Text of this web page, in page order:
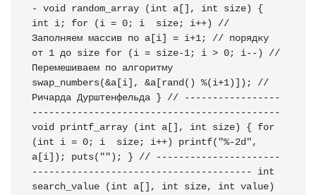
- void random_array ( int a , int size )
{
int i ; for ( i = 0 ; i size ; i++ )
//
Заполняем массив по a i = i+1 ;
// порядку
от 1 до size for ( i = size-1 ; i > 0 ; i-- )
//
Перемешиваем по алгоритму
swap_numbers( &a i , &a rand ( ) %( i+1 ) ) ;
//
Ричарда Дурштенфельда
}
// -----------------
--------------------------------------------
void
printf_array ( int a , int size ) {
for
( int i = 0 ; i size ; i++ ) printf( "%-2d" ,
a i ) ; puts( "" ) ; }
// ----------------------
---------------------------------------
int
search_value
( int a , int size, int value )